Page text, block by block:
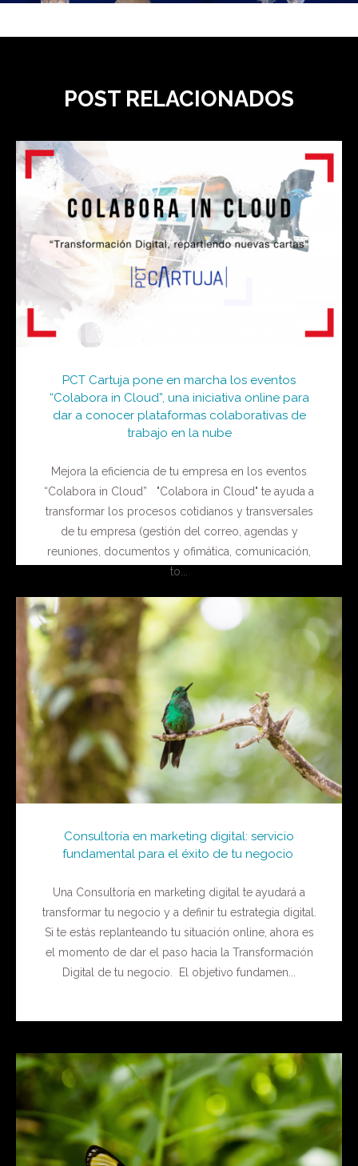
POST RELACIONADOS
PCT Cartuja pone en marcha los eventos
“Colabora in Cloud”, una iniciativa online para
dar a conocer plataformas colaborativas de
trabajo en la nube
Mejora la eficiencia de tu empresa en los eventos
“Colabora in Cloud” "Colabora in Cloud" te ayuda a
transformar los procesos cotidianos y transversales
de tu empresa (gestión del correo, agendas y
reuniones, documentos y ofimática, comunicación,
to...
Consultoría en marketing digital: servicio
fundamental para el éxito de tu negocio
Una Consultoría en marketing digital te ayudará a
transformar tu negocio y a definir tu estrategia digital.
Si te estás replanteando tu situación online, ahora es
el momento de dar el paso hacia la Transformación
Digital de tu negocio. El objetivo fundamen...